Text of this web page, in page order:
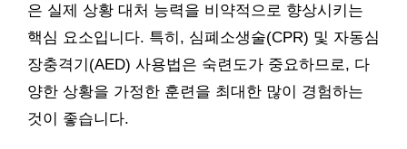
은 실제 상황 대처 능력을 비약적으로 향상시키는
핵심 요소입니다. 특히, 심폐소생술(CPR) 및 자동심
장충격기(AED) 사용법은 숙련도가 중요하므로, 다
양한 상황을 가정한 훈련을 최대한 많이 경험하는
것이 좋습니다.